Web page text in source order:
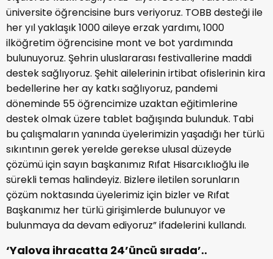
üniversite öğrencisine burs veriyoruz. TOBB desteği ile
her yıl yaklaşık 1000 aileye erzak yardımı, 1000
ilköğretim öğrencisine mont ve bot yardımında
bulunuyoruz. Şehrin uluslararası festivallerine maddi
destek sağlıyoruz. Şehit ailelerinin irtibat ofislerinin kira
bedellerine her ay katkı sağlıyoruz, pandemi
döneminde 55 öğrencimize uzaktan eğitimlerine
destek olmak üzere tablet bağışında bulunduk. Tabi
bu çalışmaların yanında üyelerimizin yaşadığı her türlü
sıkıntının gerek yerelde gerekse ulusal düzeyde
çözümü için sayın başkanımız Rıfat Hisarcıklıoğlu ile
sürekli temas halindeyiz. Bizlere iletilen sorunların
çözüm noktasında üyelerimiz için bizler ve Rıfat
Başkanımız her türlü girişimlerde bulunuyor ve
bulunmaya da devam ediyoruz” ifadelerini kullandı.
‘Yalova ihracatta 24’üncü sırada’..